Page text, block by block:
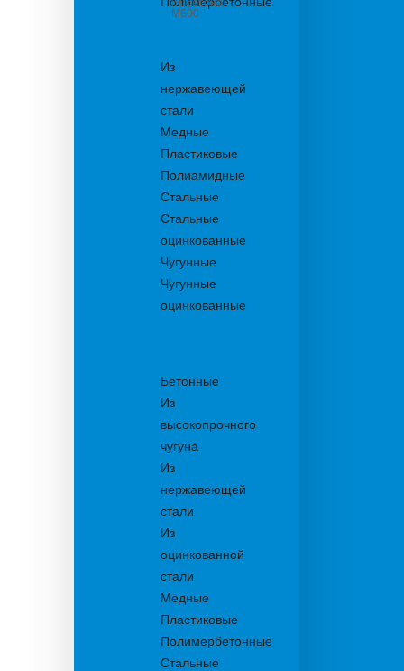
из бетона
М600
Из
нержавеющей
стали
Медные
Пластиковые
Полиамидные
Стальные
Стальные
оцинкованные
Чугунные
Чугунные
оцинкованные
Бетонные
Из
высокопрочного
чугуна
Из
нержавеющей
стали
Из
оцинкованной
стали
Медные
Пластиковые
Полимербетонные
Стальные